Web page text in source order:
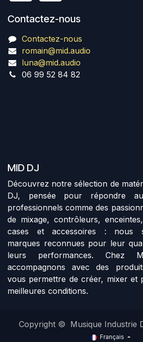
Contactez-nous
Contactez-nous
romain@mid.audio
luna@mid.audio
06 99 52 84 82
MID DJ
Découvrez notre sélection de
DJ, pensée pour répondre
professionnels comme des
de mixage, contrôleurs,
cases et accessoires : nous
marques reconnues pour leur
leurs performances. Chez
accompagnons avec des
vous permettre de créer, mixer et
meilleures conditions.
Copyright © Musique Industrie
Français